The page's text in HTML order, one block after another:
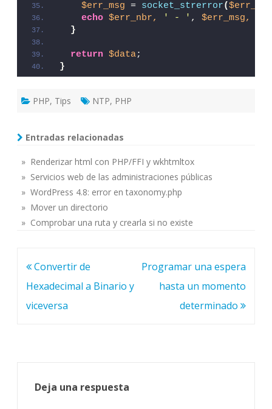
$err_msg = socket_strerror($err_nbr
echo $err_nbr, ' - ' , $err_msg,
}
return $data;
}
PHP, Tips NTP, PHP
Entradas relacionadas
» Renderizar html con PHP/FFI y wkhtmltox
» Servicios web de las administraciones públicas
» WordPress 4.8: error en taxonomy.php
» Mover un directorio
» Comprobar una ruta y crearla si no existe
Navegación
de
entradas
Convertir de
Hexadecimal a Binario y
viceversa
Programar una espera
hasta un momento
determinado
Deja una respuesta